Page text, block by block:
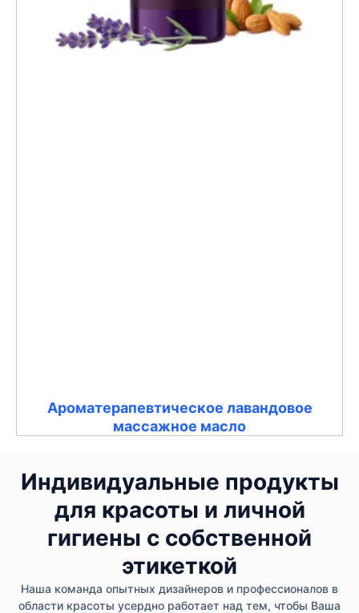
Ароматерапевтическое лавандовое
массажное масло
Индивидуальные продукты
для красоты и личной
гигиены с собственной
этикеткой
Наша команда опытных дизайнеров и профессионалов в
области красоты усердно работает над тем, чтобы Ваша